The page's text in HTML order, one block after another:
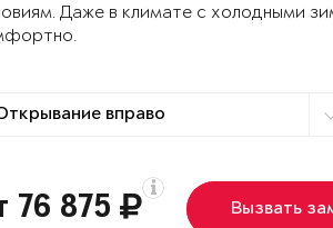
Даже в климате с холодными
76 875 Вызвать